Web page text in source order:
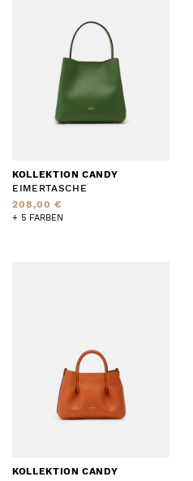
KOLLEKTION CANDY
EIMERTASCHE
208,00 €
+ 5 FARBEN
KOLLEKTION CANDY